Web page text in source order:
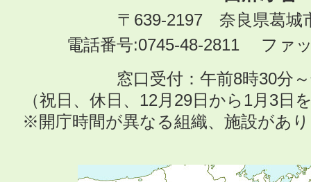
〒639-2197 奈良県葛城
電話番号:0745-48-2811 ファ
窓口受付：午前8時30分
（祝日、休日、12月29日から1月3日
※開庁時間が異なる組織、施設があ